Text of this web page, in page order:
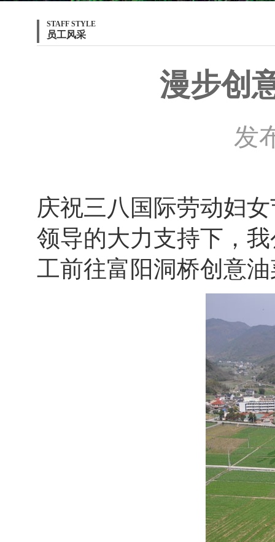
STAFF STYLE
员工风采
漫步创
发
庆祝三八国际劳动妇
领导的大力支持下，
工前往富阳洞桥创意